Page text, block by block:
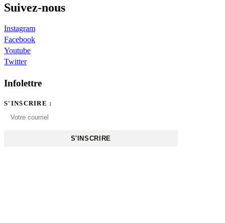
Suivez-nous
Instagram
Facebook
Youtube
Twitter
Infolettre
S'INSCRIRE :
S'INSCRIRE